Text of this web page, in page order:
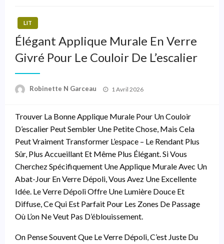
LIT
Élégant Applique Murale En Verre
Givré Pour Le Couloir De L’escalier
Robinette N Garceau
Posted
1 Avril 2026
Trouver La Bonne Applique Murale Pour Un Couloir
D’escalier Peut Sembler Une Petite Chose, Mais Cela
Peut Vraiment Transformer L’espace – Le Rendant Plus
Sûr, Plus Accueillant Et Même Plus Élégant. Si Vous
Cherchez Spécifiquement Une Applique Murale Avec Un
Abat-Jour En Verre Dépoli, Vous Avez Une Excellente
Idée. Le Verre Dépoli Offre Une Lumière Douce Et
Diffuse, Ce Qui Est Parfait Pour Les Zones De Passage
Où L’on Ne Veut Pas D’éblouissement.
On Pense Souvent Que Le Verre Dépoli, C’est Juste Du